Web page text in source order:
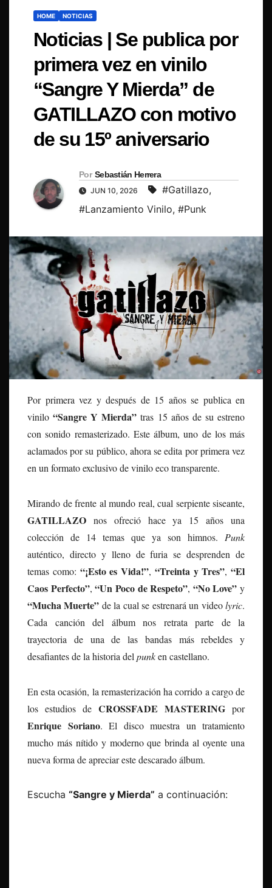
HOME NOTICIAS
Noticias | Se publica por
primera vez en vinilo
“Sangre Y Mierda” de
GATILLAZO con motivo
de su 15º aniversario
Por Sebastián Herrera
JUN 10, 2026 #Gatillazo,
#Lanzamiento Vinilo, #Punk
Por primera vez y después de 15 años se publica en
vinilo“Sangre Y Mierda” tras 15 años de su estreno
con sonido remasterizado. Este álbum, uno de los más
aclamados por su público, ahora se edita por primera vez
en un formato exclusivo de vinilo eco transparente.
Mirando de frente al mundo real, cual serpiente siseante,
GATILLAZO nos ofreció hace ya 15 años una
colección de 14 temas que ya son himnos. Punk
auténtico, directo y lleno de furia se desprenden de
temas como: “¡Esto es Vida!”, “Treinta y Tres”, “El
Caos Perfecto”, “Un Poco de Respeto”, “No Love” y
“Mucha Muerte” de la cual se estrenará un videolyric.
Cada canción del álbum nos retrata parte de la
trayectoria de una de las bandas más rebeldes y
desafiantes de la historia delpunken castellano.
En esta ocasión, la remasterización ha corrido a cargo de
los estudios de CROSSFADE MASTERING por
Enrique Soriano. El disco muestra un tratamiento
mucho más nítido y moderno que brinda al oyente una
nueva forma de apreciar este descarado álbum.
Escucha “Sangre y Mierda” a continuación: